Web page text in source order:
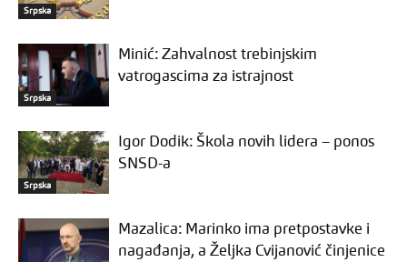
Srpska
Srpska
Minić: Zahvalnost trebinjskim
vatrogascima za istrajnost
Srpska
Igor Dodik: Škola novih lidera – ponos
SNSD-a
Mazalica: Marinko ima pretpostavke i
nagađanja, a Željka Cvijanović činjenice